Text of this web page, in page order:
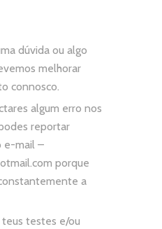
dúvida ou algo
melhorar
connosco.
algum erro nos
reportar
e-mail –
porque
a
testes e/ou